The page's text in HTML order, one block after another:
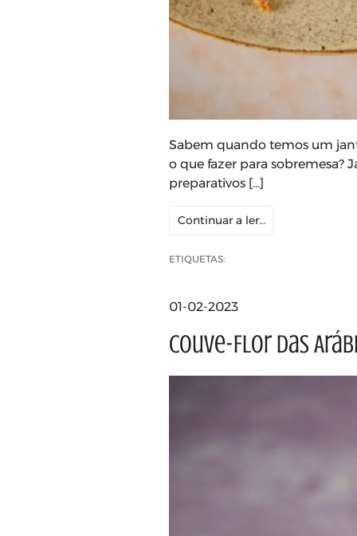
Sabem quando temos um
o que fazer para sobremesa?
preparativos […]
Continuar a ler…
ETIQUETAS:
01-02-2023
Couve-Flor das